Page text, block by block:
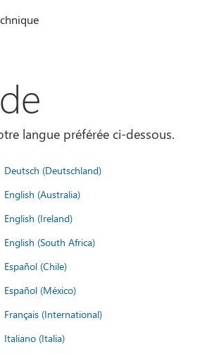
langue préférée ci-dessous.
Deutsch (Deutschland)
English (Australia)
English (Ireland)
English (South Africa)
Español (Chile)
Español (México)
Français (International)
Italiano (Italia)